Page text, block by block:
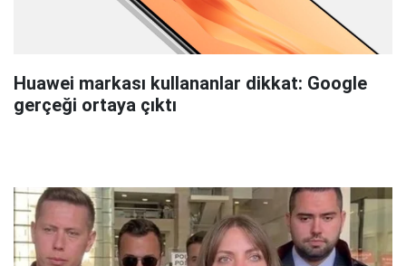
Huawei markası kullananlar dikkat: Google
gerçeği ortaya çıktı